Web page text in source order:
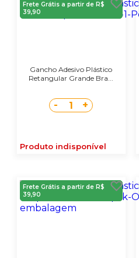
Frete Grátis a partir de R$
39,90
Gancho Adesivo Plástico
Retangular Grande Bra...
- 1 +
Produto indisponível
Frete Grátis a partir de R$
39,90